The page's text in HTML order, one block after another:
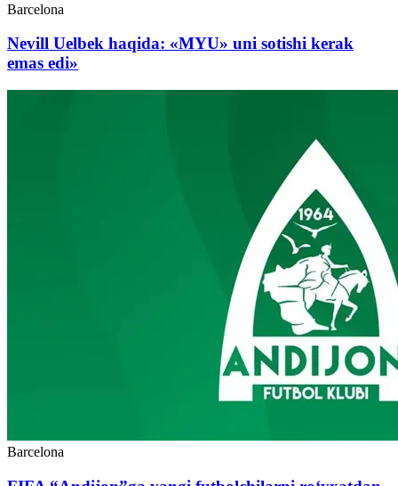
Barcelona
Nevill Uelbek haqida: «MYU» uni sotishi kerak
emas edi»
Barcelona